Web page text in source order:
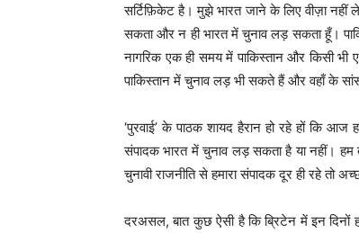
सर्टिफ़िकेट है। मुझे भारत जाने के लिए वीज़ा नहीं
सकता और न ही भारत में चुनाव लड़ सकता हूँ।
नागरिक एक ही समय में पाकिस्तान और किसी
पाकिस्तान में चुनाव लड़ भी सकते हैं और वहाँ के
‘पुरवाई’ के पाठक शायद हैरान हो रहे हों कि
संपादक भारत में चुनाव लड़ सकता है या नहीं।
चुनावी राजनीति से हमारा संपादक दूर ही रहे तो
दरअसल, बात कुछ ऐसी है कि ब्रिटेन में इन दिनों